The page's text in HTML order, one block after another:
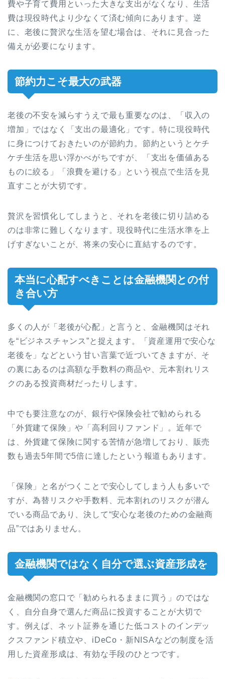
費や子育て費用といった大きな支出がなくなり、生活
費は現役時代より少なくて済む傾向にあります。逆
に、老後に贅沢な生活を望む場合は、それに見合った
備えが必要になります。
節約力こそ最大の武器
老後の不安を減らすうえで最も重要なのは、「収入の
増加」ではなく「支出の最適化」です。特に現役時代
に身につけておきたいのが節約力。節約というとケチ
ケチ生活を思い浮かべがちですが、「支出を価値ある
ものに絞る」「浪費を避ける」という視点で生活を見
直すことが大切です。
贅沢を習慣化してしまうと、それを老後に切り詰める
のは非常に難しくなります。現役時代に生活水準を上
げすぎないことが、将来の安心に直結するのです。
本当に心配すべきことは金融機関との付
き合い方
多くの人が「老後が心配」と言うと、金融機関はそれ
を“ビジネスチャンス”と捉えます。「資産運用で安心な
老後を」などという甘い言葉で近づいてきますが、そ
の裏にあるのは高額な手数料の商品や、元本割れリス
クのある投資商材だったりします。
中でも要注意なのが、銀行や保険会社で勧められる
「外貨建て保険」や「高利回りファンド」。近年で
は、外貨建て保険に関する苦情が急増しており、販売
数も過去5年間で5倍に達したという報道もあります。
「保険」と名がつくことで安心してしまう人も多いで
すが、為替リスクや手数料、元本割れのリスクが潜ん
でいる商品であり、決して“安心な老後のための金融商
品”ではありません。
金融機関ではなく自分で選ぶ資産形成を
金融機関の窓口で「勧められるままに買う」のではな
く、自分自身で選んだ商品に投資することが大切で
す。例えば、ネット証券を通じた低コストのインデッ
クスファンド積立や、iDeCo・新NISAなどの制度を活
用した資産形成は、有効な手段のひとつです。